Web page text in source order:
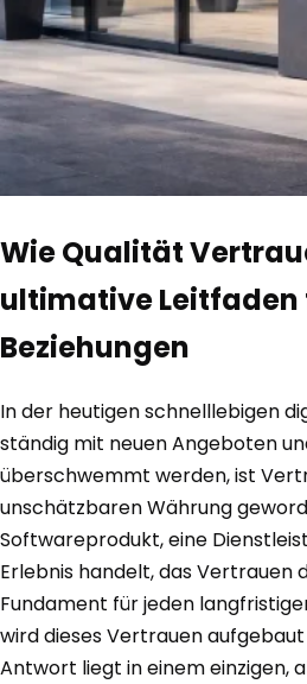
Wie Qualität
ultimative
Beziehungen
In der heutigen schnelllebigen
ständig mit neuen Angeboten
überschwemmt werden, ist
unschätzbaren Währung
Softwareprodukt, eine
Erlebnis handelt, das Vertrauen
Fundament für jeden
wird dieses Vertrauen
Antwort liegt in einem einzigen,